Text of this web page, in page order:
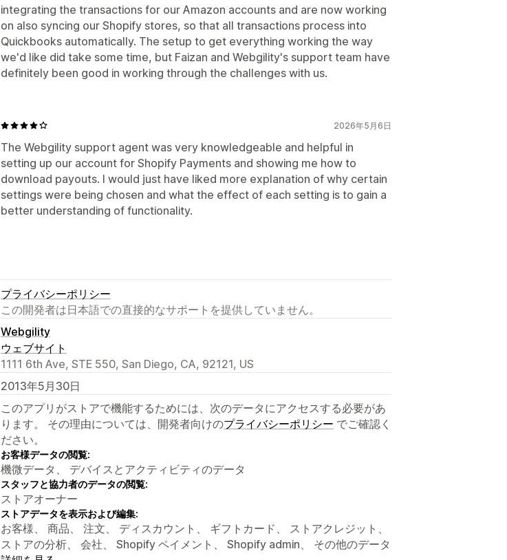
integrating the transactions for our Amazon accounts and are now working
on also syncing our Shopify stores, so that all transactions process into
Quickbooks automatically. The setup to get everything working the way
we'd like did take some time, but Faizan and Webgility's support team have
definitely been good in working through the challenges with us.
2026年5月6日
The Webgility support agent was very knowledgeable and helpful in
setting up our account for Shopify Payments and showing me how to
download payouts. I would just have liked more explanation of why certain
settings were being chosen and what the effect of each setting is to gain a
better understanding of functionality.
プライバシーポリシー
この開発者は日本語での直接的なサポートを提供していません。
Webgility
ウェブサイト
1111 6th Ave, STE 550, San Diego, CA, 92121, US
2013年5月30日
このアプリがストアで機能するためには、次のデータにアクセスする必要があ
ります。 その理由については、開発者向けのプライバシーポリシー でご確認く
ださい。
お客様データの閲覧:
機微データ、 デバイスとアクティビティのデータ
スタッフと協力者のデータの閲覧:
ストアオーナー
ストアデータを表示および編集:
お客様、 商品、 注文、 ディスカウント、 ギフトカード、 ストアクレジット、
ストアの分析、 会社、 Shopify ペイメント、 Shopify admin、 その他のデータ